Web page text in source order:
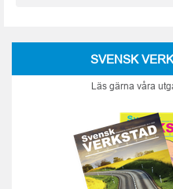
SVENSK
Läs gärna våra